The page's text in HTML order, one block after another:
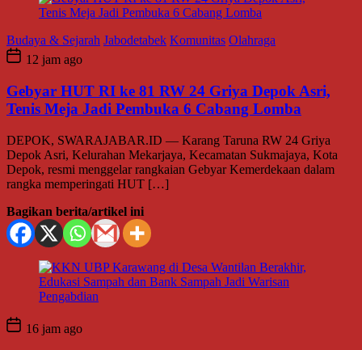
Budaya & Sejarah Jabodetabek Komunitas Olahraga
12 jam ago
Gebyar HUT RI ke 81 RW 24 Griya Depok Asri,
Tenis Meja Jadi Pembuka 6 Cabang Lomba
DEPOK, SWARAJABAR.ID — Karang Taruna RW 24 Griya
Depok Asri, Kelurahan Mekarjaya, Kecamatan Sukmajaya, Kota
Depok, resmi menggelar rangkaian Gebyar Kemerdekaan dalam
rangka memperingati HUT […]
Bagikan berita/artikel ini
16 jam ago